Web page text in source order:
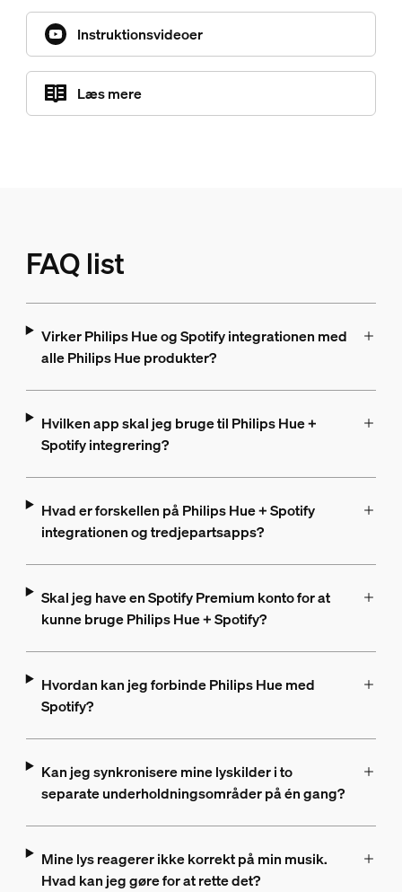
Instruktionsvideoer
Læs mere
FAQ list
Virker Philips Hue og Spotify integrationen med
alle Philips Hue produkter?
Hvilken app skal jeg bruge til Philips Hue +
Spotify integrering?
Hvad er forskellen på Philips Hue + Spotify
integrationen og tredjepartsapps?
Skal jeg have en Spotify Premium konto for at
kunne bruge Philips Hue + Spotify?
Hvordan kan jeg forbinde Philips Hue med
Spotify?
Kan jeg synkronisere mine lyskilder i to
separate underholdningsområder på én gang?
Mine lys reagerer ikke korrekt på min musik.
Hvad kan jeg gøre for at rette det?